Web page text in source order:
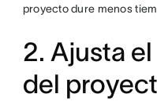
proyecto dure menos
2. Ajusta
del